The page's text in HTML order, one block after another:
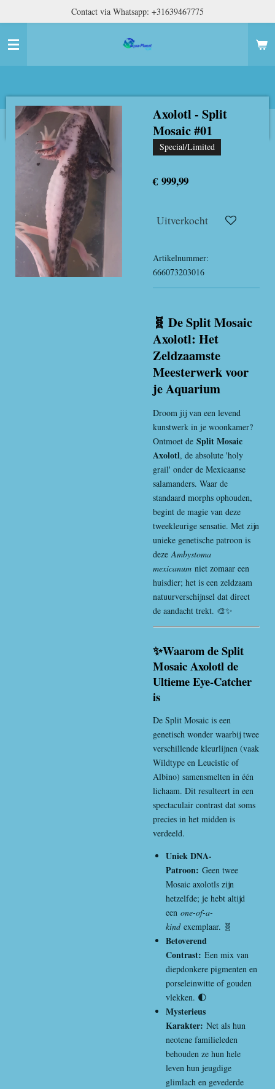
naar
hoofdinhoud
Contact via Whatsapp: +31639467775
Axolotl - Split
Mosaic #01
Special/Limited
€ 999,99
Uitverkocht
Artikelnummer:
666073203016
🧬 De Split Mosaic
Axolotl: Het
Zeldzaamste
Meesterwerk voor
je Aquarium
Droom jij van een levend
kunstwerk in je woonkamer?
Ontmoet de Split Mosaic
Axolotl, de absolute 'holy
grail' onder de Mexicaanse
salamanders. Waar de
standaard morphs ophouden,
begint de magie van deze
tweekleurige sensatie. Met zijn
unieke genetische patroon is
deze Ambystoma
mexicanum niet zomaar een
huisdier; het is een zeldzaam
natuurverschijnsel dat direct
de aandacht trekt. 🎨✨
✨Waarom de Split
Mosaic Axolotl de
Ultieme Eye-Catcher
is
De Split Mosaic is een
genetisch wonder waarbij twee
verschillende kleurlijnen (vaak
Wildtype en Leucistic of
Albino) samensmelten in één
lichaam. Dit resulteert in een
spectaculair contrast dat soms
precies in het midden is
verdeeld.
Uniek DNA-
Patroon: Geen twee
Mosaic axolotls zijn
hetzelfde; je hebt altijd
een one-of-a-
kind exemplaar. 🧬
Betoverend
Contrast: Een mix van
diepdonkere pigmenten en
porseleinwitte of gouden
vlekken. 🌓
Mysterieus
Karakter: Net als hun
neotene familieleden
behouden ze hun hele
leven hun jeugdige
glimlach en gevederde